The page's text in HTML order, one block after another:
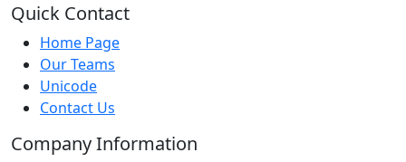
Quick Contact
Home Page
Our Teams
Unicode
Contact Us
Company Information